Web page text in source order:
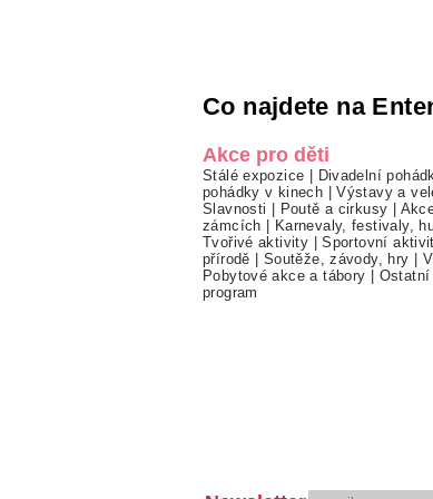
Co najdete na
Akce pro děti
Stálé expozice | Divadelní
pohádky v kinech |Výstavy a
Slavnosti | Poutě a cirkusy |
zámcích | Karnevaly, festivaly,
Tvořivé aktivity |Sportovní
přírodě | Soutěže, závody, hry |
Pobytové akce a tábory | Ostatní
program